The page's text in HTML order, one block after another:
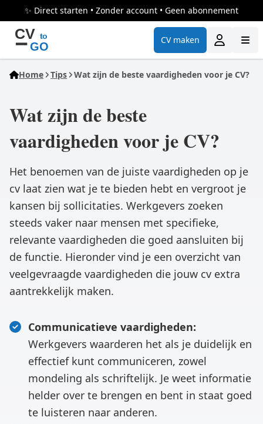
✨ Direct starten • Zonder account • Geen abonnement
CV maken
Home Tips Wat zijn de beste vaardigheden voor je CV?
Wat zijn de beste
vaardigheden voor je CV?
Het benoemen van de juiste vaardigheden op je
cv laat zien wat je te bieden hebt en vergroot je
kansen bij sollicitaties. Werkgevers zoeken
steeds vaker naar mensen met specifieke,
relevante vaardigheden die goed aansluiten bij
de functie. Hieronder vind je een overzicht van
veelgevraagde vaardigheden die jouw cv extra
aantrekkelijk maken.
Communicatieve vaardigheden:
Werkgevers waarderen het als je duidelijk en
effectief kunt communiceren, zowel
mondeling als schriftelijk. Je weet informatie
helder over te brengen en bent in staat goed
te luisteren naar anderen.